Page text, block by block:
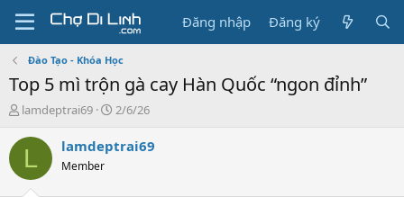
Đăng nhập Đăng ký
Đào Tạo - Khóa Học
Top 5 mì trộn gà cay Hàn Quốc “ngon đỉnh”
T
r
a
lamdeptrai69
N
à
2/6/26
L lamdeptrai69
Member